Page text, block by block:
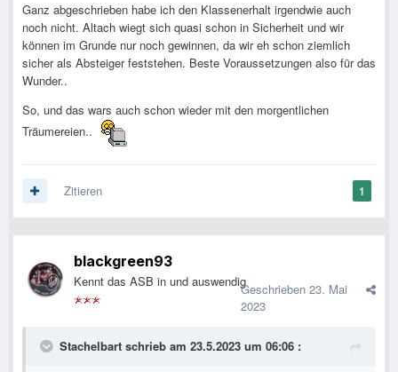
Ganz abgeschrieben habe ich den Klassenerhalt irgendwie auch
noch nicht. Altach wiegt sich quasi schon in Sicherheit und wir
können im Grunde nur noch gewinnen, da wir eh schon ziemlich
sicher als Absteiger feststehen. Beste Voraussetzungen also für das
Wunder..
So, und das wars auch schon wieder mit den morgentlichen
Träumereien..
1
Zitieren
blackgreen93
Kennt das ASB in und auswendigGeschrieben 23. Mai
2023
Stachelbart schrieb am 23.5.2023 um 06:06 :